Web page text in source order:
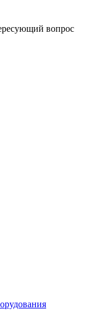
вопрос